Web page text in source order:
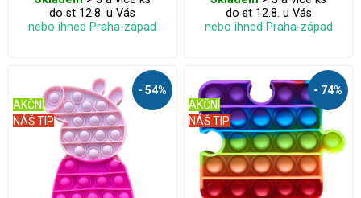
Přichytili jste někdy své děti nebo
možná i sebe, když praskají
bublinkovou fólií přímo z krabice
balíčku? Pak si zamilujete tuto
do st 12.8. u Vás
nebo ihned Praha-západ
Přichytili jste někdy své děti nebo
možná i sebe, když praskají
bublinkovou fólií přímo z krabice
balíčku? Pak si zamilujete tuto
do st 12.8. u Vás
nebo ihned Praha-západ
- 54%
NÁŠ TIP
AKČNÍ
- 74%
NÁŠ TIP
AKČNÍ